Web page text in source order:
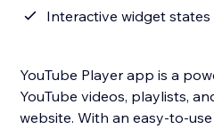
Interactive widget states
YouTube Player app is a
YouTube videos, playlists,
website. With an easy-to-